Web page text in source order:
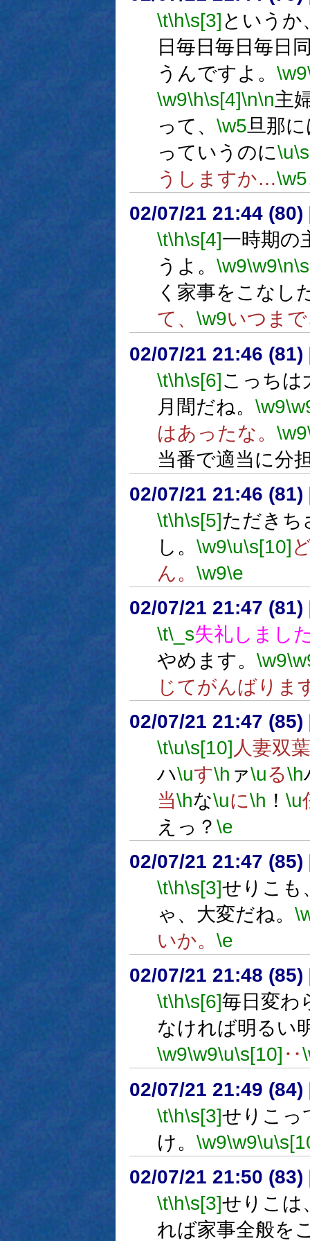
\t\h\s[3] というか
日毎日毎日毎日
うんですよ。 \w9
\w9\h\s[4]\n\n主
って、 \w5旦那
っていうのに\u
うしますか…\w5
02/07/21 21:44 (80)
\t\h\s[4]一時期の
うよ。 \w9\w9\n
く家事をこなし
て、 \w9いつま
02/07/21 21:46 (81)
\t\h\s[6]こっちは
月間だね。 \w9
はあったな。 \w9
当番で適当に分
02/07/21 21:46 (81)
\t\h\s[5]ただきち
し。 \w9\u\s[10]
ん。 \w9\e
02/07/21 21:47 (81)
\t\_s失礼しまし
やめます。 \w9
じてがんばりま
02/07/21 21:47 (85)
\t\u\s[10] 人妻双
ハ\uす\h ァ\uる\h
当\hな\uに\h ！ \u
えっ？ \e
02/07/21 21:47 (85)
\t\h\s[3]せりこも
ゃ、大変だね。
いか。 \e
02/07/21 21:48 (85)
\t\h\s[6]毎日変わ
なければ明るい
\w9\w9\u\s[10] ‥
02/07/21 21:49 (84)
\t\h\s[3]せりこっ
け。 \w9\w9\u
02/07/21 21:50 (83)
\t\h\s[3]せりこは
れば家事全般を